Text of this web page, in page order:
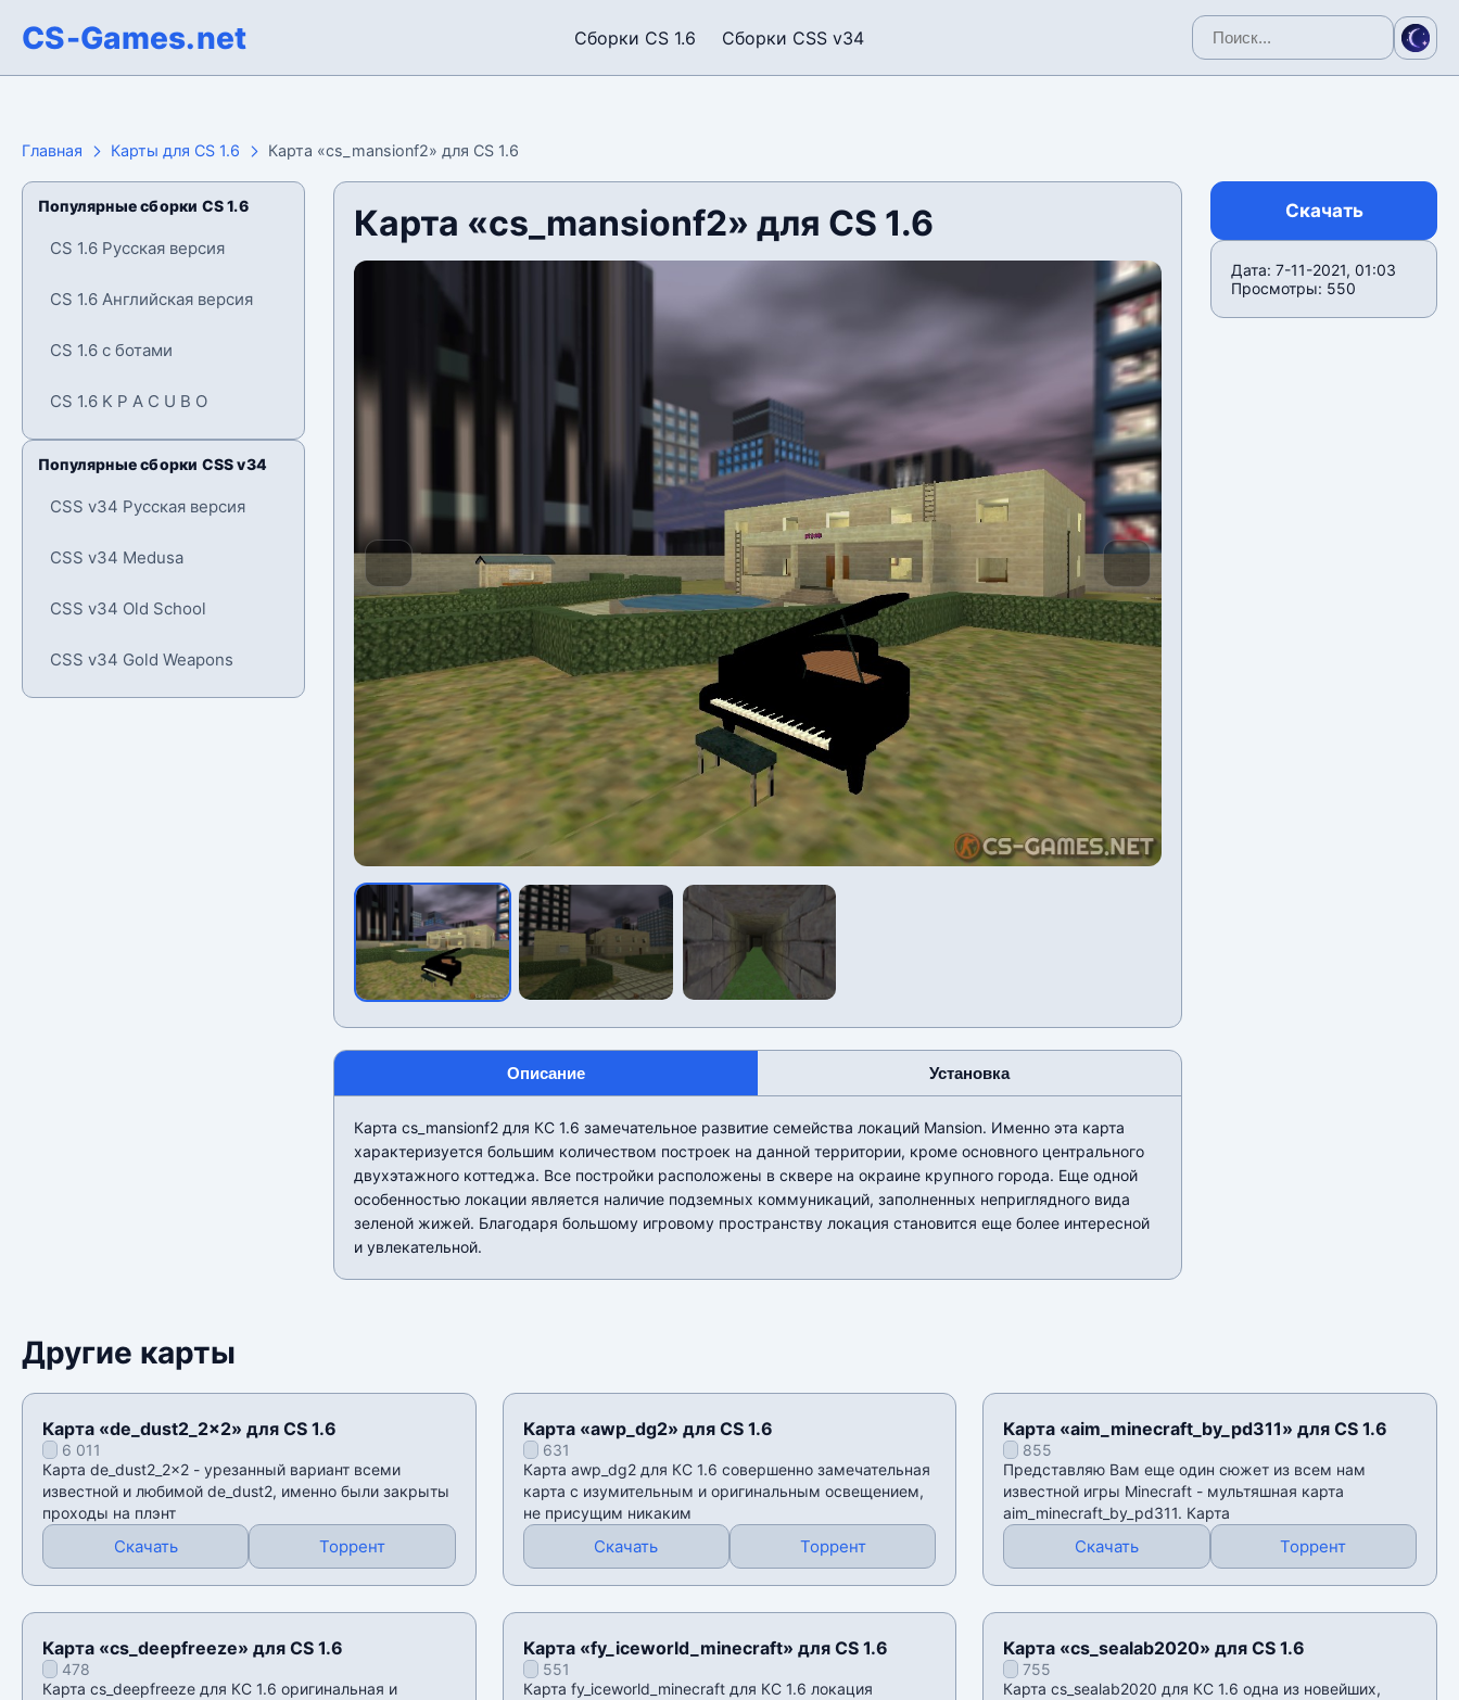
CS-Games.net Сборки CS 1.6 Сборки CSS v34
Главная Карты для CS 1.6 Карта «cs_mansionf2» для CS 1.6
Популярные сборки CS 1.6
CS 1.6 Русская версия
CS 1.6 Английская версия
CS 1.6 с ботами
CS 1.6 K P A C U B O
Популярные сборки CSS v34
CSS v34 Русская версия
CSS v34 Medusa
CSS v34 Old School
CSS v34 Gold Weapons
Карта «cs_mansionf2» для CS 1.6
Описание Установка
Карта cs_mansionf2 для КС 1.6 замечательное развитие семейства локаций Mansion. Именно эта карта
характеризуется большим количеством построек на данной территории, кроме основного центрального
двухэтажного коттеджа. Все постройки расположены в сквере на окраине крупного города. Еще одной
особенностью локации является наличие подземных коммуникаций, заполненных неприглядного вида
зеленой жижей. Благодаря большому игровому пространству локация становится еще более интересной
и увлекательной.
Скачать
Дата: 7-11-2021, 01:03
Просмотры: 550
Другие карты
Карта «de_dust2_2x2» для CS 1.6
6 011
Карта de_dust2_2x2 - урезанный вариант всеми
известной и любимой de_dust2, именно были закрыты
проходы на плэнт
Скачать Торрент
Карта «awp_dg2» для CS 1.6
631
Карта awp_dg2 для КС 1.6 совершенно замечательная
карта с изумительным и оригинальным освещением,
не присущим никаким
Скачать Торрент
Карта «aim_minecraft_by_pd311» для CS 1.6
855
Представляю Вам еще один сюжет из всем нам
известной игры Мinecraft - мультяшная карта
aim_minecraft_by_pd311. Карта
Скачать Торрент
Карта «cs_deepfreeze» для CS 1.6
478
Карта cs_deepfreeze для КС 1.6 оригинальная и
Карта «fy_iceworld_minecraft» для CS 1.6
551
Карта fy_iceworld_minecraft для КС 1.6 локация
Карта «cs_sealab2020» для CS 1.6
755
Карта cs_sealab2020 для КС 1.6 одна из новейших,